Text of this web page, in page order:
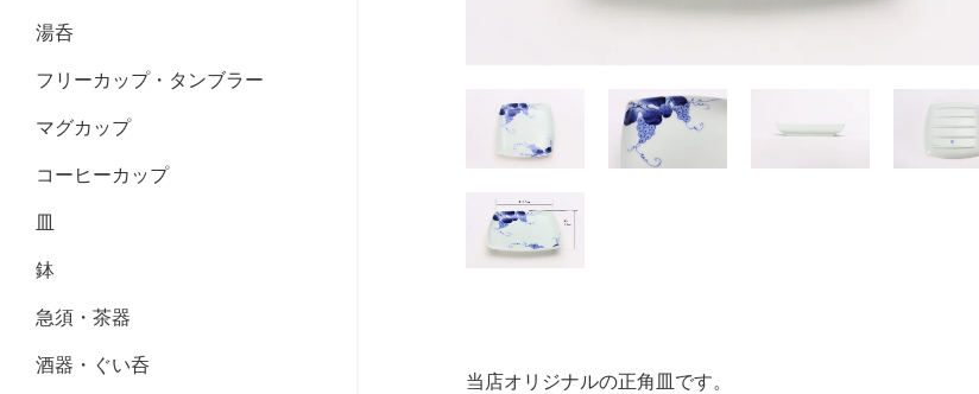
当店オリジナルの正角皿です。
湯呑
フリーカップ・タンブラー
マグカップ
コーヒーカップ
皿
鉢
急須・茶器
酒器・ぐい呑